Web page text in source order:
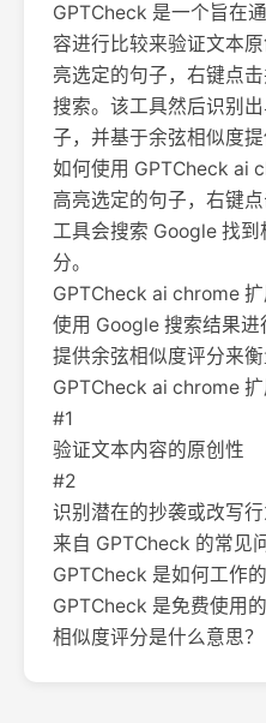
GPTCheck 是一个旨在
容进行比较来验证文本
亮选定的句子，右键点
搜索。该工具然后识别
子，并基于余弦相似度提
如何使用 GPTCheck ai
高亮选定的句子，右键
工具会搜索 Google 找
分。
GPTCheck ai chrome
使用 Google 搜索结果
提供余弦相似度评分来
GPTCheck ai chrome
#1
验证文本内容的原创性
#2
识别潜在的抄袭或改写行
来自 GPTCheck 的常见
GPTCheck 是如何工作的
GPTCheck 是免费使用的
相似度评分是什么意思？